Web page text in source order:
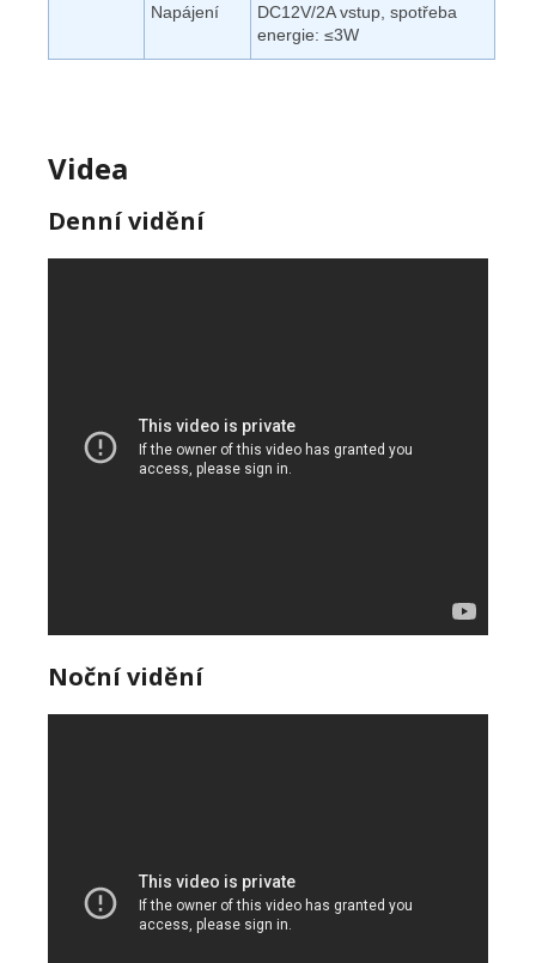
Napájení
DC12V/2A vstup, spotřeba
energie: ≤3W
Videa
Denní vidění
Noční vidění